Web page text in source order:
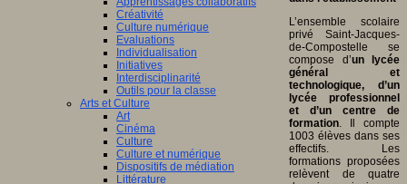
Créativité
Culture numérique
Evaluations
Individualisation
Initiatives
Interdisciplinarité
Outils pour la classe
Arts et Culture
Art
Cinéma
Culture
Culture et numérique
Dispositifs de médiation
Littérature
L’ensemble scolaire
privé Saint-Jacques-
de-Compostelle se
compose d’un lycée
général et
technologique, d’un
lycée professionnel
et d’un centre de
formation. Il compte
1003 élèves dans ses
effectifs. Les
formations proposées
relèvent de quatre